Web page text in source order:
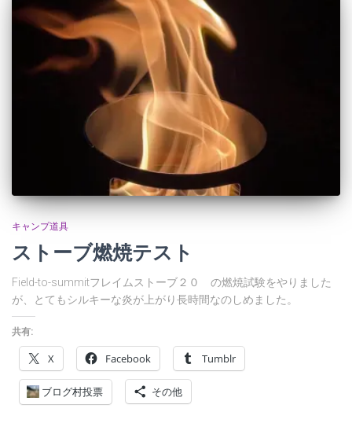
キャンプ道具
ストーブ燃焼テスト
Field-to-summitフレイムストーブ２０ の燃焼試験をやりました
が、とてもシルキーな炎が上がり長時間なのしめました。
共有:
X Facebook Tumblr
ブログ村投票 その他